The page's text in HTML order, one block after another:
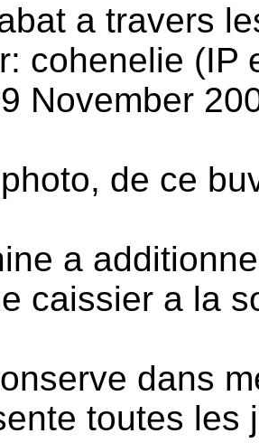
a travers
cohenelie (IP
November
de ce
a
caissier a la
dans
toutes les